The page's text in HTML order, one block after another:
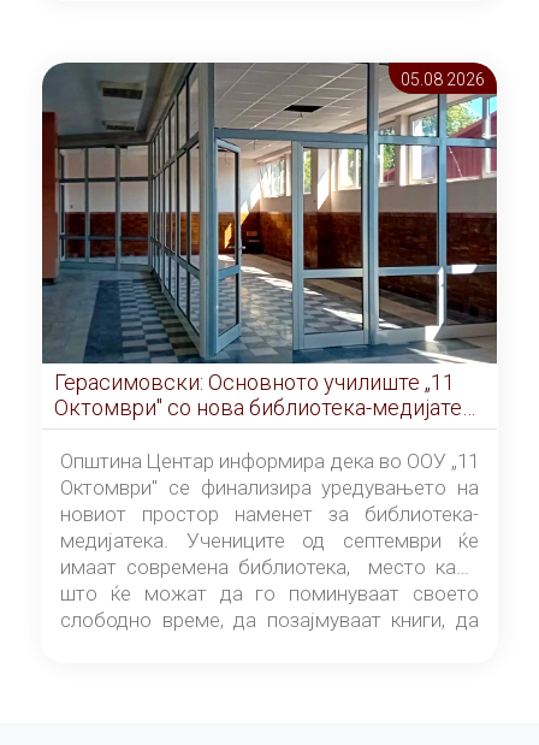
05.08 2026
Герасимовски: Основното училиште „11
Октомври" со нова библиотека-медијатека
од септември
Општина Центар информира дека во ООУ „11
Октомври" се финализира уредувањето на
новиот простор наменет за библиотека-
медијатека. Учениците од септември ќе
имаат современа библиотека, место каде
што ќе можат да го поминуваат своето
слободно време, да позајмуваат книги, да